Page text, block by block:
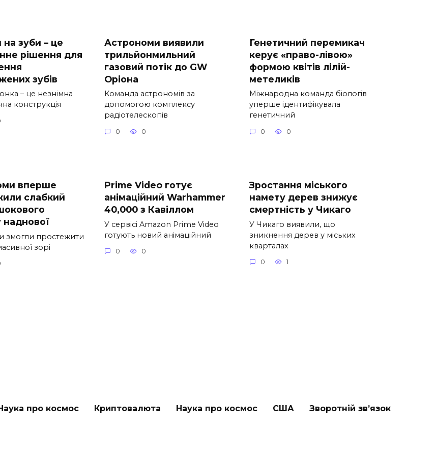
зуби – це
рішення для
зубів
– це незнімна
конструкція
Астрономи виявили
трильйонмильний
газовий потік до GW
Оріона
Команда астрономів за
допомогою комплексу
радіотелескопів
0 0
Генетичний перемикач
керує «право-лівою»
формою квітів лілій-
метеликів
Міжнародна команда біологів
уперше ідентифікувала
генетичний
0 0
вперше
слабкий
наднової
змогли простежити
зорі
Prime Video готує
анімаційний Warhammer
40,000 з Кавіллом
У сервісі Amazon Prime Video
готують новий анімаційний
0 0
Зростання міського
намету дерев знижує
смертність у Чикаго
У Чикаго виявили, що
зникнення дерев у міських
кварталах
0 1
про космос Криптовалюта Наука про космос США Зворотній зв’язок